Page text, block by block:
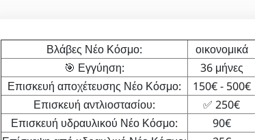
Βλάβες Νέο Κόσμο:
οικονομικά
🎯 Εγγύηση:
36 μήνες
Επισκευή αποχέτευσης Νέο Κόσμο:
150€ - 500€
Επισκευή αντλιοστασίου:
✅ 250€
Επισκευή υδραυλικού Νέο Κόσμο:
90€